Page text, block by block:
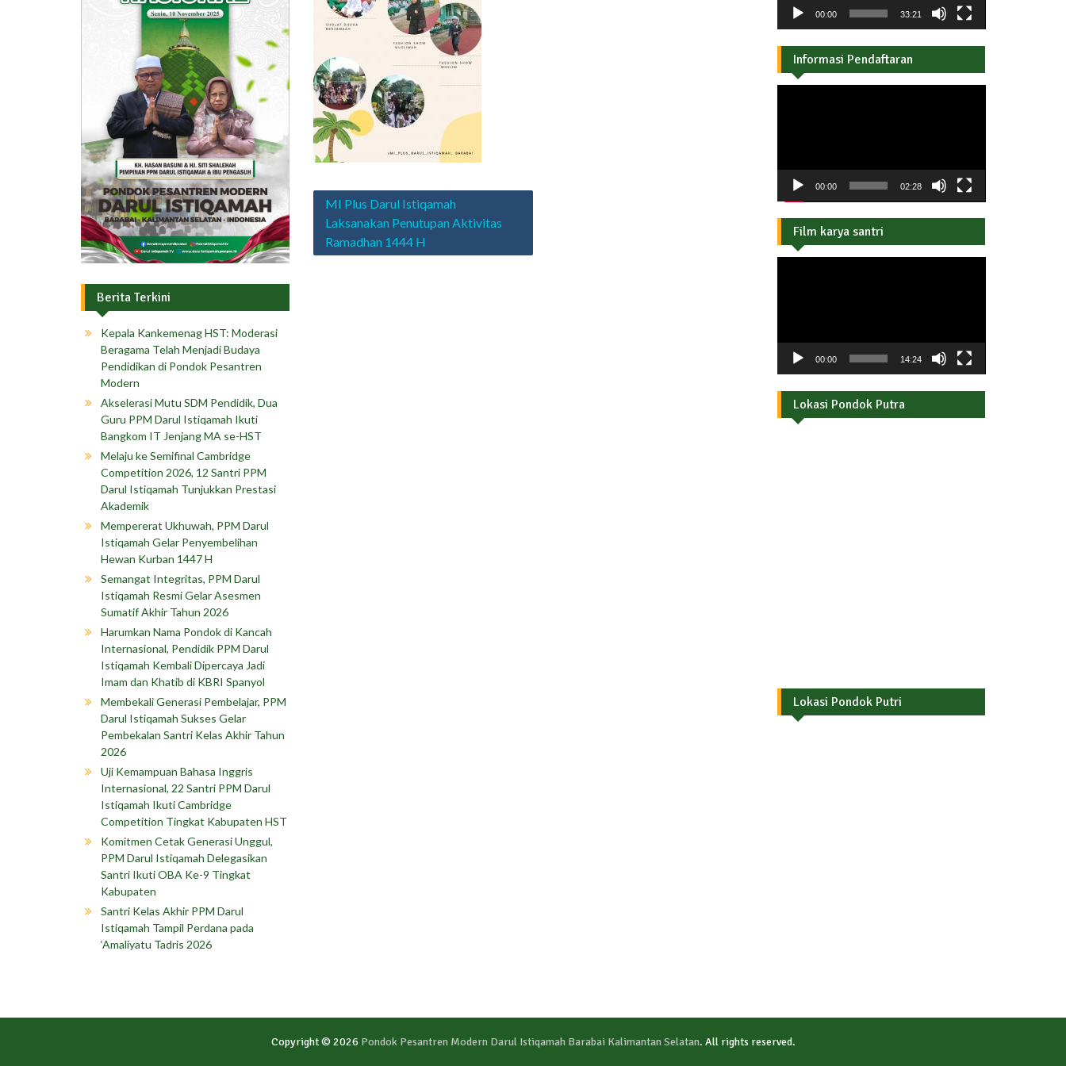
Navigasi
pos
MI Plus Darul Istiqamah
Laksanakan Penutupan Aktivitas
Ramadhan 1444 H
Berita Terkini
Kepala Kankemenag HST: Moderasi
Beragama Telah Menjadi Budaya
Pendidikan di Pondok Pesantren
Modern
Akselerasi Mutu SDM Pendidik, Dua
Guru PPM Darul Istiqamah Ikuti
Bangkom IT Jenjang MA se-HST
Melaju ke Semifinal Cambridge
Competition 2026, 12 Santri PPM
Darul Istiqamah Tunjukkan Prestasi
Akademik
Mempererat Ukhuwah, PPM Darul
Istiqamah Gelar Penyembelihan
Hewan Kurban 1447 H
Semangat Integritas, PPM Darul
Istiqamah Resmi Gelar Asesmen
Sumatif Akhir Tahun 2026
Harumkan Nama Pondok di Kancah
Internasional, Pendidik PPM Darul
Istiqamah Kembali Dipercaya Jadi
Imam dan Khatib di KBRI Spanyol
Membekali Generasi Pembelajar, PPM
Darul Istiqamah Sukses Gelar
Pembekalan Santri Kelas Akhir Tahun
2026
Uji Kemampuan Bahasa Inggris
Internasional, 22 Santri PPM Darul
Istiqamah Ikuti Cambridge
Competition Tingkat Kabupaten HST
Komitmen Cetak Generasi Unggul,
PPM Darul Istiqamah Delegasikan
Santri Ikuti OBA Ke-9 Tingkat
Kabupaten
Santri Kelas Akhir PPM Darul
Istiqamah Tampil Perdana pada
‘Amaliyatu Tadris 2026
00:00 33:21
Informasi Pendaftaran
00:00 02:28
Film karya santri
00:00 14:24
Lokasi Pondok Putra
Lokasi Pondok Putri
Copyright © 2026 Pondok Pesantren Modern Darul Istiqamah Barabai Kalimantan Selatan. All rights reserved.